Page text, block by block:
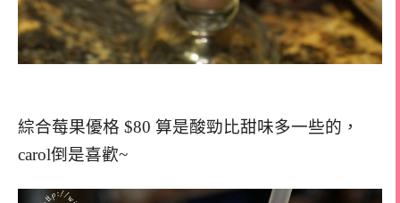
綜合莓果優格 $80 算是酸勁比甜味多一些的，
carol倒是喜歡~